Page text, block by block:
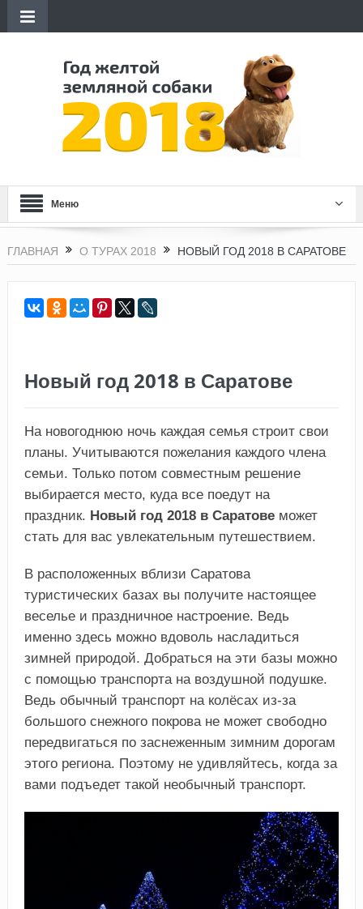
Меню
ГЛАВНАЯ О ТУРАХ 2018 НОВЫЙ ГОД 2018 В САРАТОВЕ
Новый год 2018 в Саратове
На новогоднюю ночь каждая семья строит свои
планы. Учитываются пожелания каждого члена
семьи. Только потом совместным решение
выбирается место, куда все поедут на
праздник. Новый год 2018 в Саратовеможет
стать для вас увлекательным путешествием.
В расположенных вблизи Саратова
туристических базах вы получите настоящее
веселье и праздничное настроение. Ведь
именно здесь можно вдоволь насладиться
зимней природой. Добраться на эти базы можно
с помощью транспорта на воздушной подушке.
Ведь обычный транспорт на колёсах из-за
большого снежного покрова не может свободно
передвигаться по заснеженным зимним дорогам
этого региона. Поэтому не удивляйтесь, когда за
вами подъедет такой необычный транспорт.